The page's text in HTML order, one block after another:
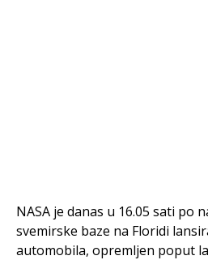
NASA je danas u 16.05 sati po
svemirske baze na Floridi
automobila, opremljen poput